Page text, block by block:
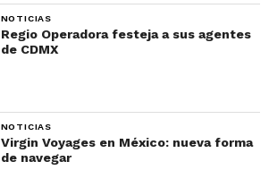
NOTICIAS
Regio Operadora festeja a sus agentes
de CDMX
NOTICIAS
Virgin Voyages en México: nueva forma
de navegar